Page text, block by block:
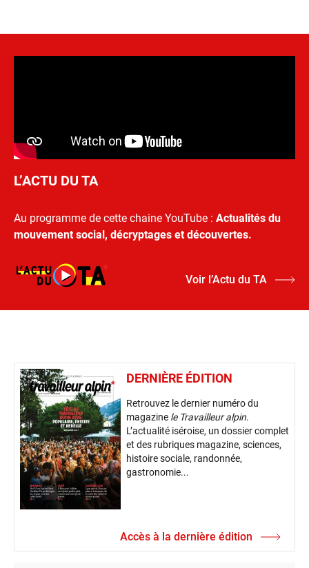
L’ACTU DU TA
Au programme de cette chaine YouTube : Actualités du
mouvement social, décryptages et découvertes.
Voir l’Actu du TA
DERNIÈRE ÉDITION
Retrouvez le dernier numéro du
magazine le Travailleur alpin.
L’actualité iséroise, un dossier complet
et des rubriques magazine, sciences,
histoire sociale, randonnée,
gastronomie...
Accès à la dernière édition